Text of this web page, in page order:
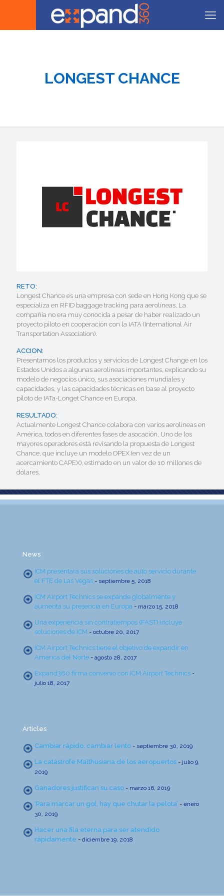
LONGEST CHANCE
RETO:
Longest Chance es una empresa con sede en Hong Kong que se
especializa en RFID baggage tracking para aerolíneas. La
compañía no era muy conocida a pesar de haber realizado un
proyecto piloto en cooperación con la IATA (International Air
Transportation Association).
ACCION:
Presentamos los productos y servicios de Longest Change en los
Estados Unidos a algunas aerolineas importantes, explicando su
modelo de negocios único, sus asociaciones mundiales y
capacidades, y las capacidades técnicas en base al proyecto
piloto de IATa-Longet Chance en Europa.
RESULTADO:
Actualmente Longest Chance colabora con varios aerolineas en
América, todos en diferentes fases de asocación. Uno de los
mayores operadores está revisando la propuesta de Longest
Chance, que incluye un modelo OPEX (en vez de un
acercamiento CAPEX), estimado en un valor de 10 millones de
dólares.
News
ICM presentará sus soluciones de auto servicio durante
el FTE de Las Vegas - septiembre 5, 2018
ICM Airport Technics se expande globalmente y
aumenta su presencia en Europa - marzo 15, 2018
Una experiencia sin contratiempos (FAST) incluye
soluciones de ICM - octubre 20, 2017
ICM Airport Technics tiene el objetivo de expandir en
América del Norte - agosto 28, 2017
Expand360 firma convenio con ICM Airport Technics -
julio 18, 2017
Articles
Cambiar rápido, cambiar lento - septiembre 30, 2019
La catástrofe Malthusiana de los aeropuertos - julio 9,
2019
Ganadores justifican su caso - marzo 16, 2019
‘Para marcar un gol, hay que chutar la pelota’ - enero
30, 2019
Hacer una fila eterna para ser atendido
rápidamente - diciembre 19, 2018